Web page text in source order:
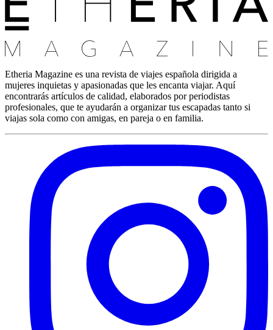
Etheria Magazine es una revista de viajes española dirigida a
mujeres inquietas y apasionadas que les encanta viajar. Aquí
encontrarás artículos de calidad, elaborados por periodistas
profesionales, que te ayudarán a organizar tus escapadas tanto si
viajas sola como con amigas, en pareja o en familia.